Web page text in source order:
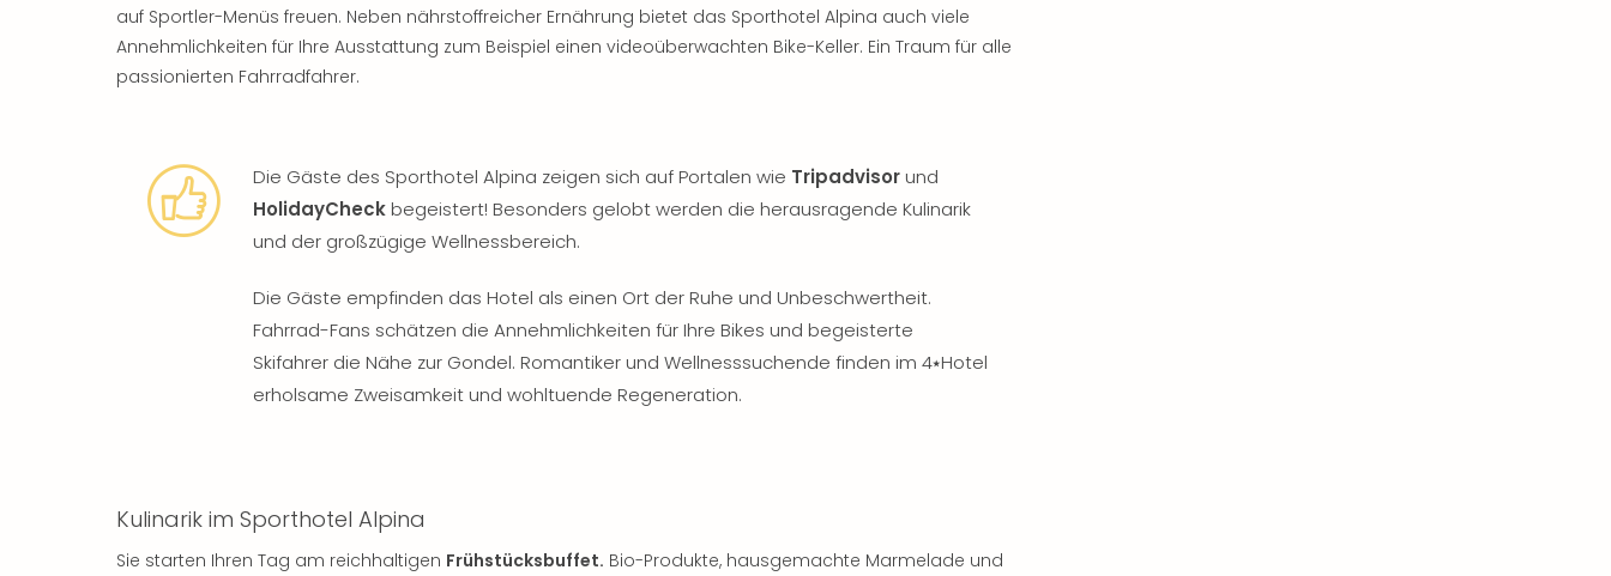
auf Sportler-Menüs freuen. Neben nährstoffreicher Ernährung bietet das Sporthotel Alpina auch viele
Annehmlichkeiten für Ihre Ausstattung zum Beispiel einen videoüberwachten Bike-Keller. Ein Traum für alle
passionierten Fahrradfahrer.
Die Gäste des Sporthotel Alpina zeigen sich auf Portalen wie Tripadvisorund
HolidayCheckbegeistert! Besonders gelobt werden die herausragende Kulinarik
und der großzügige Wellnessbereich.
Die Gäste empfinden das Hotel als einen Ort der Ruhe und Unbeschwertheit.
Fahrrad-Fans schätzen die Annehmlichkeiten für Ihre Bikes und begeisterte
Skifahrer die Nähe zur Gondel. Romantiker und Wellnesssuchende finden im 4⭑Hotel
erholsame Zweisamkeit und wohltuende Regeneration.
Kulinarik im Sporthotel Alpina
Sie starten Ihren Tag am reichhaltigen Frühstücksbuffet. Bio-Produkte, hausgemachte Marmelade und